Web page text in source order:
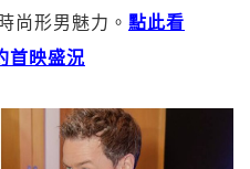
尚形男魅力。 點此看
首映盛況